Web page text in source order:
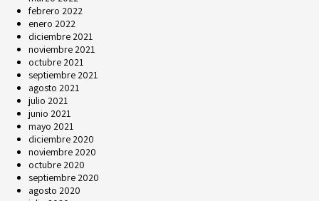
febrero 2022
enero 2022
diciembre 2021
noviembre 2021
octubre 2021
septiembre 2021
agosto 2021
julio 2021
junio 2021
mayo 2021
diciembre 2020
noviembre 2020
octubre 2020
septiembre 2020
agosto 2020